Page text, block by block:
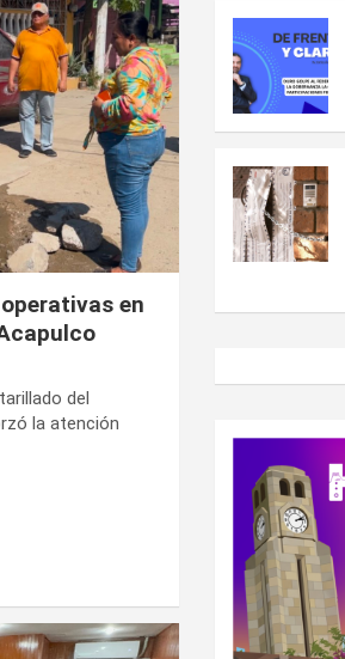
en
del
la atención